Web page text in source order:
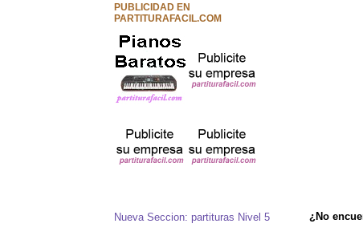
¿No
PUBLICIDAD EN
PARTITURAFACIL.COM
Nueva Seccion: partituras Nivel 5